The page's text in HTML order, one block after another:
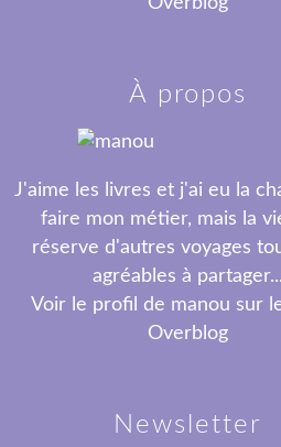
Newsletter
À propos
J'aime les livres et j'ai eu la
faire mon métier, mais la
réserve d'autres voyages
agréables à partager...
Voir le profil de manou sur
Overblog